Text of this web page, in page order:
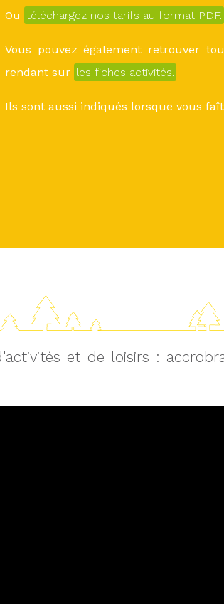
Ou téléchargez nos tarifs au format PDF.
Vous pouvez également retrouver
rendant sur les fiches activités.
Ils sont aussi indiqués lorsque vous
et de loisirs :